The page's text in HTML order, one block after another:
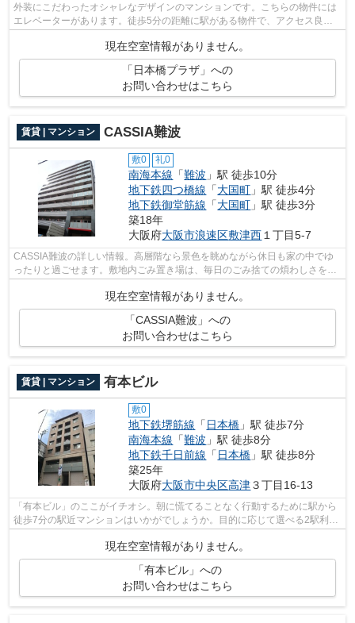
外装にこだわったオシャレなデザインのマンションです。こちらの物件には
エレベーターがあります。徒歩5分の距離に駅がある物件で、アクセス良好
です。外出が多いあなたにもピッタリ。...
現在空室情報がありません。
「日本橋プラザ」への
お問い合わせはこちら
賃貸 | マンション CASSIA難波
敷0 礼0
南海本線 「難波 」駅 徒歩10分
地下鉄四つ橋線 「大国町 」駅 徒歩4分
地下鉄御堂筋線 「大国町 」駅 徒歩3分
築18年
大阪府大阪市浪速区敷津西 １丁目5-7
CASSIA難波の詳しい情報。高層階なら景色を眺めながら休日も家の中でゆ
ったりと過ごせます。敷地内ごみ置き場は、毎日のごみ捨ての煩わしさを軽
現在空室情報がありません。
「CASSIA難波」への
お問い合わせはこちら
賃貸 | マンション 有本ビル
敷0
地下鉄堺筋線 「 日本橋 」駅 徒歩7分
南海本線 「難波 」駅 徒歩8分
地下鉄千日前線 「 日本橋 」駅 徒歩8分
築25年
大阪府大阪市中央区高津３丁目16-13
「有本ビル」のここがイチオシ。朝に慌てることなく行動するために駅から
徒歩7分の駅近マンションはいかがでしょうか。目的に応じて選べる2駅利用
可能なマンションです。こちらはエレ...
現在空室情報がありません。
「有本ビル」への
お問い合わせはこちら